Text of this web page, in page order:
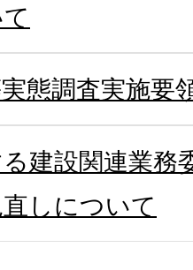
態調査実施要
建設関連業務
しについて